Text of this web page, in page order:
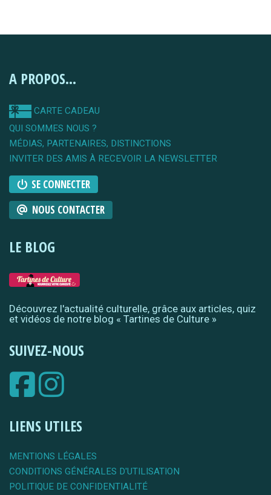
A PROPOS...
CARTE CADEAU
QUI SOMMES NOUS ?
MÉDIAS, PARTENAIRES, DISTINCTIONS
INVITER DES AMIS À RECEVOIR LA NEWSLETTER
SE CONNECTER
NOUS CONTACTER
LE BLOG
Découvrez l'actualité culturelle, grâce aux articles, quiz
et vidéos de notre blog « Tartines de Culture »
SUIVEZ-NOUS
LIENS UTILES
MENTIONS LÉGALES
CONDITIONS GÉNÉRALES D'UTILISATION
POLITIQUE DE CONFIDENTIALITÉ